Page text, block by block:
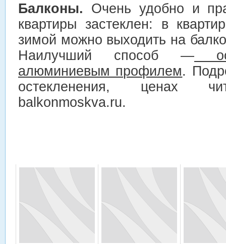
Балконы. Очень удобно и
квартиры застеклен: в
зимой можно выходить на
Наилучший способ —
алюминиевым профилем.
остекленения, ценах
balkonmoskva.ru.